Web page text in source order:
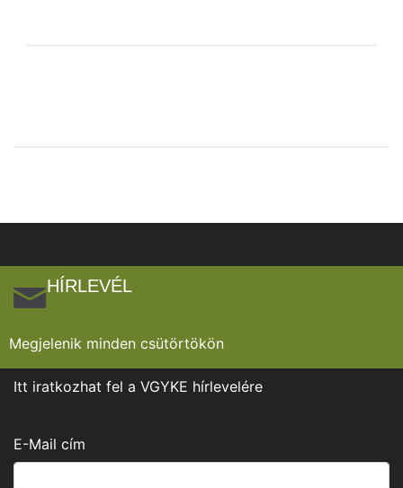
HÍRLEVÉL
Megjelenik minden csütörtökön
Itt iratkozhat fel a VGYKE hírlevelére
E-Mail cím